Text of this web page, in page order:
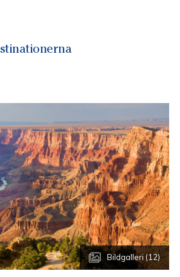
Park (U.S. National Park Service)
om över 400 nationalparker. I
kartor, tips på vad man kan
och Apple-telefoner.
här
Bildgalleri (12)